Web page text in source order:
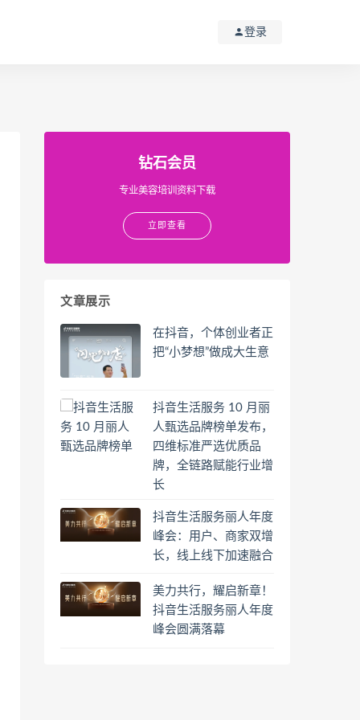
登录
钻石会员
专业美容培训资料下载
立即查看
文章展示
在抖音，个体创业者正
把“小梦想”做成大生意
抖音生活服务 10 月丽
人甄选品牌榜单发布，
四维标准严选优质品
牌，全链路赋能行业增
长
抖音生活服务丽人年度
峰会：用户、商家双增
长，线上线下加速融合
美力共行，耀启新章！
抖音生活服务丽人年度
峰会圆满落幕